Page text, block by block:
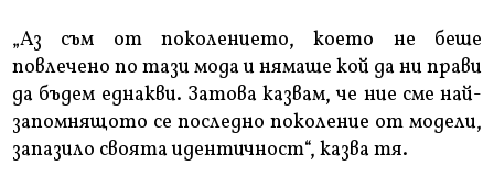
„Аз съм от поколението, което не беше
повлечено по тази мода и нямаше кой да ни прави
да бъдем еднакви. Затова казвам, че ние сме най-
запомнящото се последно поколение от модели,
запазило своята идентичност“, казва тя.